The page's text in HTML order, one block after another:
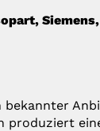
produziert